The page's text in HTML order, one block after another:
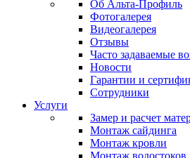
Об Альта-Профиль
Фотогалерея
Видеогалерея
Отзывы
Часто задаваемые
Новости
Гарантии и
Сотрудники
Услуги
Замер и расчет
Монтаж сайдинга
Монтаж кровли
Монтаж водостоков